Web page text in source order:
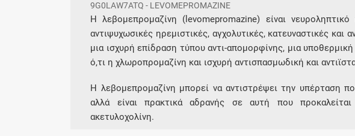
Μάθετε
9G0LAW7ATQ - LEVOMEPROMAZINE
Η λεβομεπρομαζίνη (levomepromazine) είναι
αντιψυχωσικές ηρεμιστικές, αγχολυτικές, κατευναστικές και
μια ισχυρή επίδραση τύπου αντι-απομορφίνης, μια
ό,τι η χλωροπρομαζίνη και ισχυρή αντισπασμωδική και
Η λεβομεπρομαζίνη μπορεί να αντιστρέψει την υπέρταση
αλλά είναι πρακτικά αδρανής σε αυτή που
ακετυλοχολίνη.